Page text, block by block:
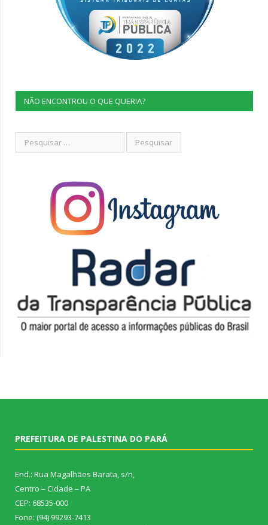
NÃO ENCONTROU O QUE QUERIA?
PREFEITURA DE PALESTINA DO PARÁ
End.: Rua Magalhães Barata, s/n,
Centro – Cidade – PA
CEP: 68535-000
Fone: (94) 99293-7413